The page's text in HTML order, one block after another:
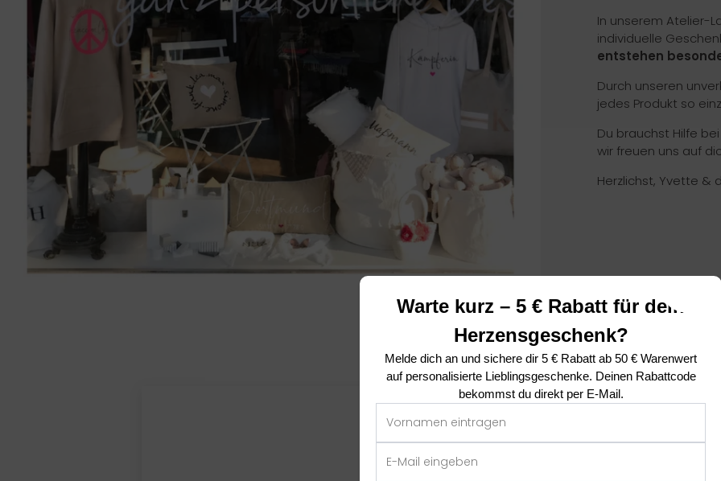
In unserem Atelier-
individuelle
entstehen
Durch unseren
jedes Produkt so
Du brauchst Hilfe
wir freuen uns auf
Herzlichst, Yvette &
Das sagen unsere Kunden ❤
basierend auf 2 Bewertungen
Warte kurz – 5 € Rabatt für dein
Herzensgeschenk?
Melde dich an und sichere dir 5 € Rabatt ab 50 € Warenwert
auf personalisierte Lieblingsgeschenke. Deinen Rabattcode
bekommst du direkt per E-Mail.